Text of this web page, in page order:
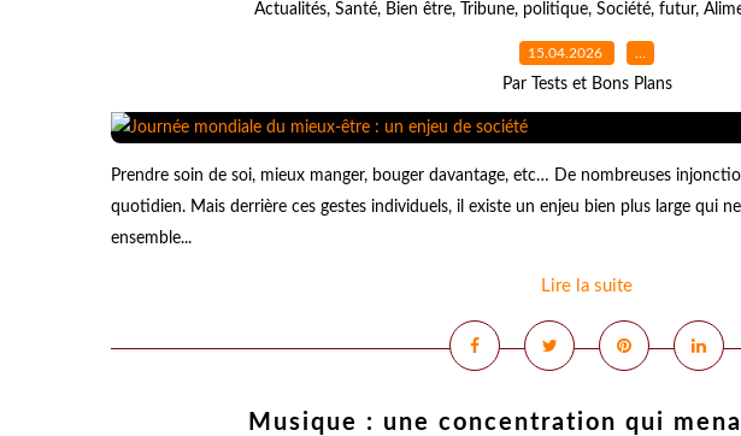
Actualités, Santé, Bien être, Tribune, politique, Société, futur,
15.04.2026 …
Par Tests et Bons Plans
Prendre soin de soi, mieux manger, bouger davantage, etc… De nombreuses
quotidien. Mais derrière ces gestes individuels, il existe un enjeu bien plus large qui
ensemble...
Lire la suite
Musique : une concentration qui